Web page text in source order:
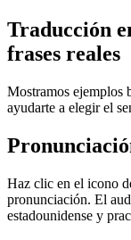
Traducción
frases reales
Mostramos ejemplos
ayudarte a elegir el
Haz clic en el icono
pronunciación. El
estadounidense y